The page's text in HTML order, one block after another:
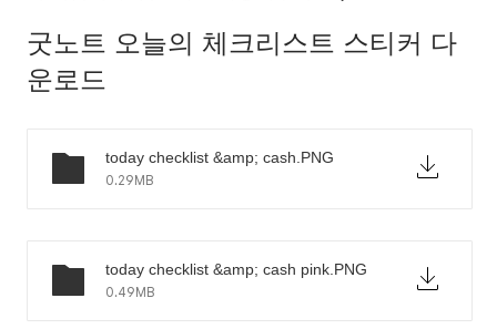
굿노트 오늘의 체크리스트 스티커 다
운로드
today checklist &amp; cash.PNG
0.29MB
today checklist &amp; cash pink.PNG
0.49MB